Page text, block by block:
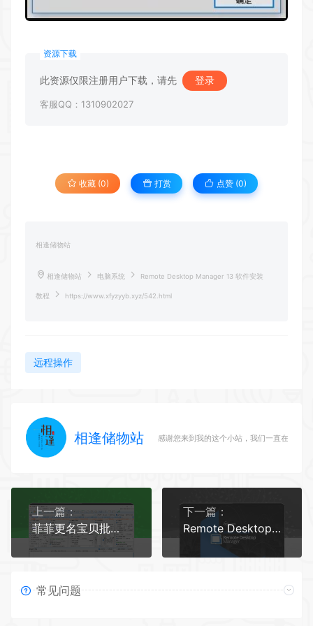
资源下载
此资源仅限注册用户下载，请先 登录
客服QQ：1310902027
收藏 (0) 打赏 点赞 (0)
相逢储物站
相逢储物站 电脑系统 Remote Desktop Manager 13 软件安装
教程 https://www.xfyzyyb.xyz/542.html
远程操作
相逢储物站 感谢您来到我的这个小站，我们一直在路上
上一篇：
菲菲更名宝贝批量重命名软件和批量文件处理工具
下一篇：
Remote Desktop Manager 14 软件安装教程
常见问题